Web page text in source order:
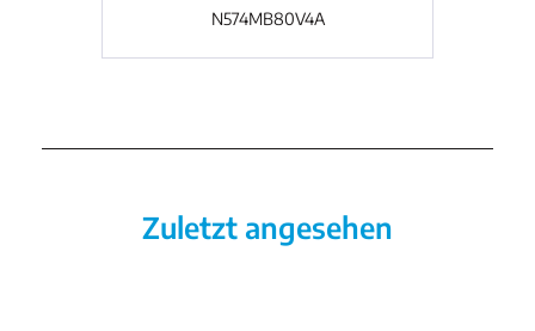
N574MB80V4A
Zuletzt angesehen